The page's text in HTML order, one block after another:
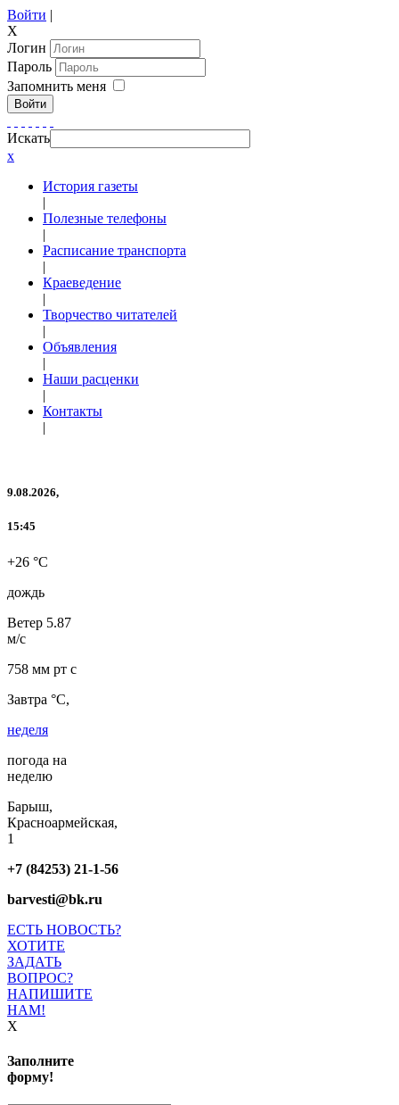
Войти |
X
Логин
Пароль
Запомнить меня
Войти
Искать
x
История газеты
|
Полезные телефоны
|
Расписание транспорта
|
Краеведение
|
Творчество читателей
|
Объявления
|
Наши расценки
|
Контакты
|
9.08.2026,
15:45
+26 °C
дождь
Ветер 5.87
м/с
758 мм рт с
Завтра °C,
неделя
погода на
неделю
Барыш,
Красноармейская,
1
+7 (84253) 21-1-56
barvesti@bk.ru
ЕСТЬ НОВОСТЬ?
ХОТИТЕ
ЗАДАТЬ
ВОПРОС?
НАПИШИТЕ
НАМ!
X
Заполните
форму!